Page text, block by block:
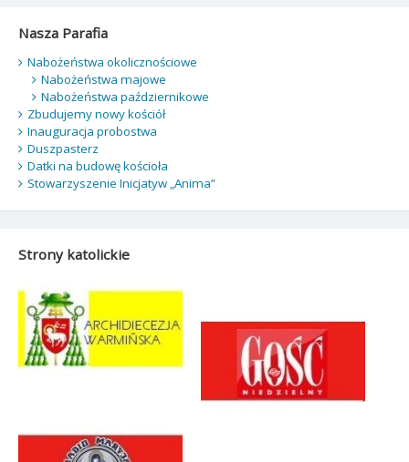
Nasza Parafia
Nabożeństwa okolicznościowe
Nabożeństwa majowe
Nabożeństwa październikowe
Zbudujemy nowy kościół
Inauguracja probostwa
Duszpasterz
Datki na budowę kościoła
Stowarzyszenie Inicjatyw „Anima”
Strony katolickie